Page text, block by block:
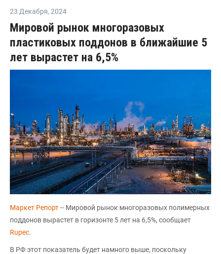
23 Декабря, 2024
Мировой рынок многоразовых
пластиковых поддонов в ближайшие 5
лет вырастет на 6,5%
Маркет Репорт-- Мировой рынок многоразовых полимерных
поддонов вырастет в горизонте 5 лет на 6,5%, сообщает
Rupec.
В РФ этот показатель будет намного выше, поскольку